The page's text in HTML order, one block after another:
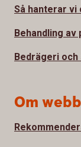
Så hanterar vi
Behandling
Bedrägeri
Om